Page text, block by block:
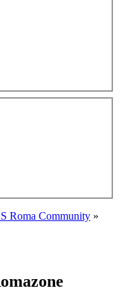
Roma Community »